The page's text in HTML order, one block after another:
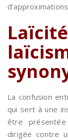
La confusion
qui sert à une
être
dirigée contre